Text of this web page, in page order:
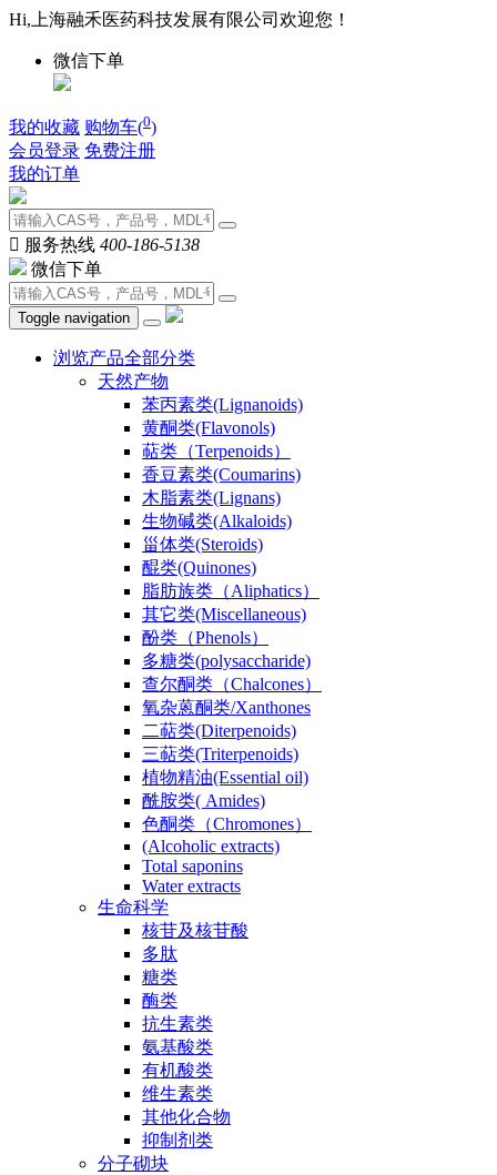
Hi,上海融禾医药科技发展有限公司欢迎您！
微信下单
我的收藏 购物车(0)
会员登录 免费注册
我的订单
 服务热线 400-186-5138
微信下单
Toggle navigation
浏览产品全部分类
天然产物
苯丙素类(Lignanoids)
黄酮类(Flavonols)
萜类（Terpenoids）
香豆素类(Coumarins)
木脂素类(Lignans)
生物碱类(Alkaloids)
甾体类(Steroids)
醌类(Quinones)
脂肪族类（Aliphatics）
其它类(Miscellaneous)
酚类（Phenols）
多糖类(polysaccharide)
查尔酮类（Chalcones）
氧杂蒽酮类/Xanthones
二萜类(Diterpenoids)
三萜类(Triterpenoids)
植物精油(Essential oil)
酰胺类( Amides)
色酮类（Chromones）
(Alcoholic extracts)
Total saponins
Water extracts
生命科学
核苷及核苷酸
多肽
糖类
酶类
抗生素类
氨基酸类
有机酸类
维生素类
其他化合物
抑制剂类
分子砌块